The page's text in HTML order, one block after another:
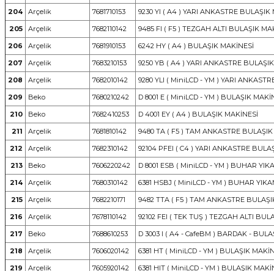
204
Arçelik 7681710153
9230 YI ( A4 ) YARI ANKASTRE BULAŞIK
205
Arçelik 7682110142
9485 FI ( F5 ) TEZGAH ALTI BULAŞIK
206
Arçelik 7681910153
6242 HY ( A4 ) BULAŞIK MAKİNESİ
207
Arçelik 7683210153
9250 YB ( A4 ) YARI ANKASTRE
208
Arçelik 7682010142
9280 YLI ( MiniLCD - YM ) YARI
209
Beko 7680210242
D 8001 E ( MiniLCD - YM ) BULAŞIK
210
Beko 7682410253
D 4001 EY ( A4 ) BULAŞIK MAKİNESİ
211
Arçelik 7681810142
9480 TA ( F5 ) TAM ANKASTRE
212
Arçelik 7682310142
92104 PFEI ( C4 ) YARI ANKASTRE
213
Beko 7606220242
D 8001 ESB ( MiniLCD - YM ) BUHAR
214
Arçelik 7680310142
6381 HSBJ ( MiniLCD - YM ) BUHAR
215
Arçelik 7682210171
9482 TTA ( F5 ) TAM ANKASTRE
216
Arçelik 7678110142
92102 FEI ( TEK TUŞ ) TEZGAH ALTI
217
Beko 7688610253
D 3003 I ( A4 - CafeBM ) BARDAK -
218
Arçelik 7606020142
6381 HT ( MiniLCD - YM ) BULAŞIK
219
Arçelik 7605920142 6381 HIT ( MiniLCD - YM ) BULAŞIK